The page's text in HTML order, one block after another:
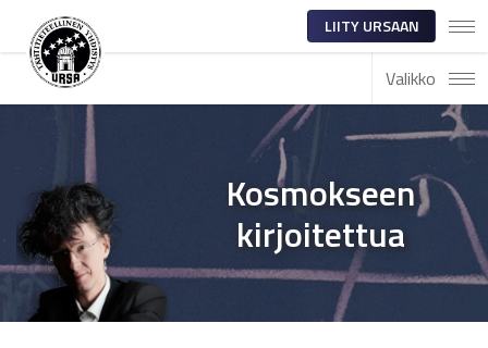
LIITY URSAAN
Valikko
Kosmokseen
kirjoitettua